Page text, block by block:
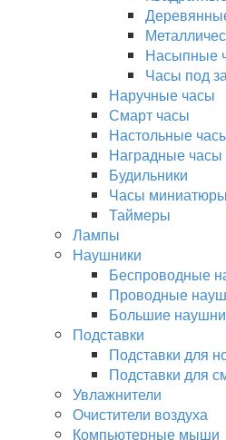
Насыпные
Часы под
Наручные часы
Смарт часы
Настольные
Наградные часы
Будильники
Часы миниатюры
Таймеры
Лампы
Наушники
Беспроводные
Проводные
Большие
Подставки
Подставки для
Подставки для
Увлажнители
Очистители воздуха
Компьютерные мыши